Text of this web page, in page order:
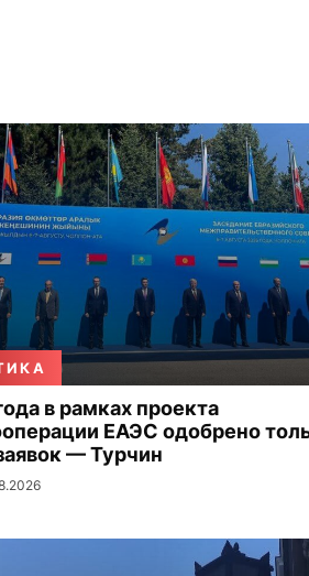
в рамках проекта
ЕАЭС одобрено
— Турчин